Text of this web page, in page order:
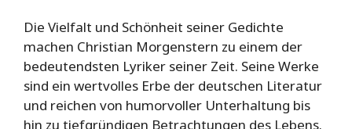
Die Vielfalt und Schönheit seiner Gedichte
machen Christian Morgenstern zu einem der
bedeutendsten Lyriker seiner Zeit. Seine Werke
sind ein wertvolles Erbe der deutschen Literatur
und reichen von humorvoller Unterhaltung bis
hin zu tiefgründigen Betrachtungen des Lebens.